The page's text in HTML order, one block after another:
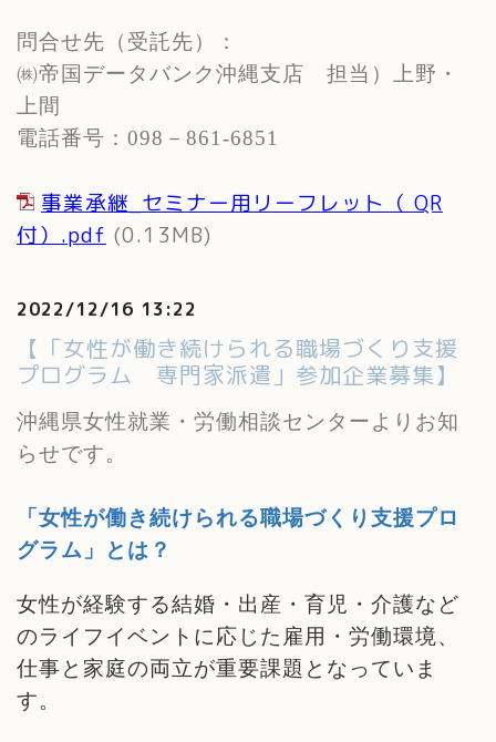
問合せ先（受託先）：
㈱帝国データバンク沖縄支店 担当）上野・
上間
電話番号： 098 － 861-6851
事業承継_セミナー用リーフレット（ QR
付）.pdf (0.13MB)
2022/12/16 13:22
【「女性が働き続けられる職場づくり支援
プログラム 専門家派遣」参加企業募集】
沖縄県女性就業・労働相談センターよりお知
らせです。
「女性が働き続けられる職場づくり支援プロ
グラム」とは？
女性が経験する結婚・出産・育児・介護など
のライフイベントに応じた雇用・労働環境、
仕事と家庭の両立が重要課題となっていま
す。